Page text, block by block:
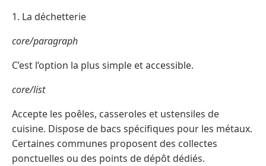
1. La déchetterie
core/paragraph
C’est l’option la plus simple et accessible.
core/list
Accepte les poêles, casseroles et ustensiles de
cuisine. Dispose de bacs spécifiques pour les métaux.
Certaines communes proposent des collectes
ponctuelles ou des points de dépôt dédiés.